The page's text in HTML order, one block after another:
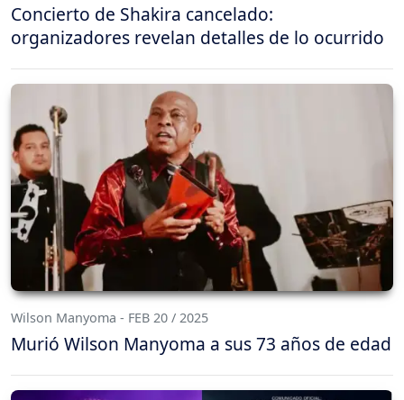
Concierto de Shakira cancelado:
organizadores revelan detalles de lo ocurrido
Wilson Manyoma - FEB 20 / 2025
Murió Wilson Manyoma a sus 73 años de edad